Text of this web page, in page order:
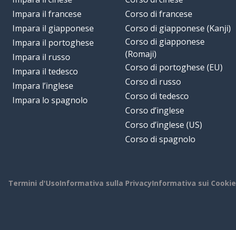
Impara il francese
Impara il giapponese
Impara il portoghese
Impara il russo
Impara il tedesco
Impara l’inglese
Impara lo spagnolo
Corso di francese
Corso di giapponese (Kanji)
Corso di giapponese
(Romaji)
Corso di portoghese (EU)
Corso di russo
Corso di tedesco
Corso d’inglese
Corso d’inglese (US)
Corso di spagnolo
Termini d'UsoInformativa sulla PrivacyInformativa sui Cookie